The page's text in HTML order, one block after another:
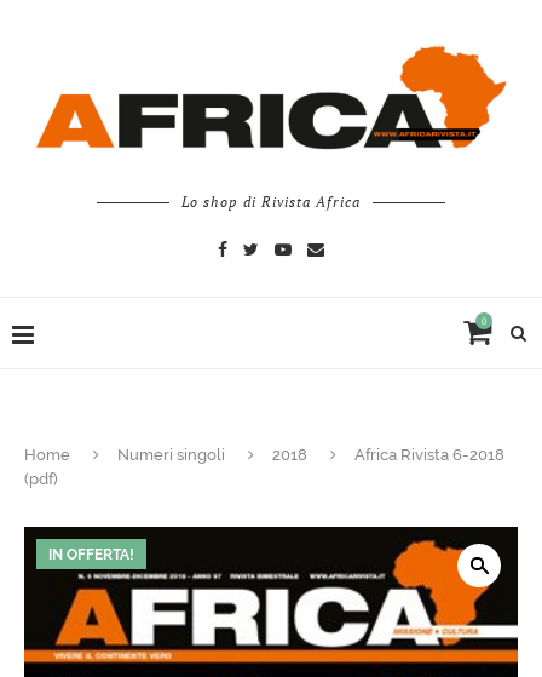
Lo shop di Rivista Africa
0
Home Numeri singoli 2018
Africa Rivista 6-2018
(pdf)
IN OFFERTA!